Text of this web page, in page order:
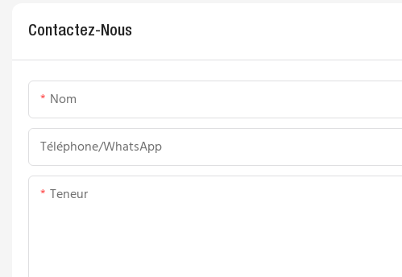
Contactez-Nous
Nom
Téléphone/WhatsApp
Teneur